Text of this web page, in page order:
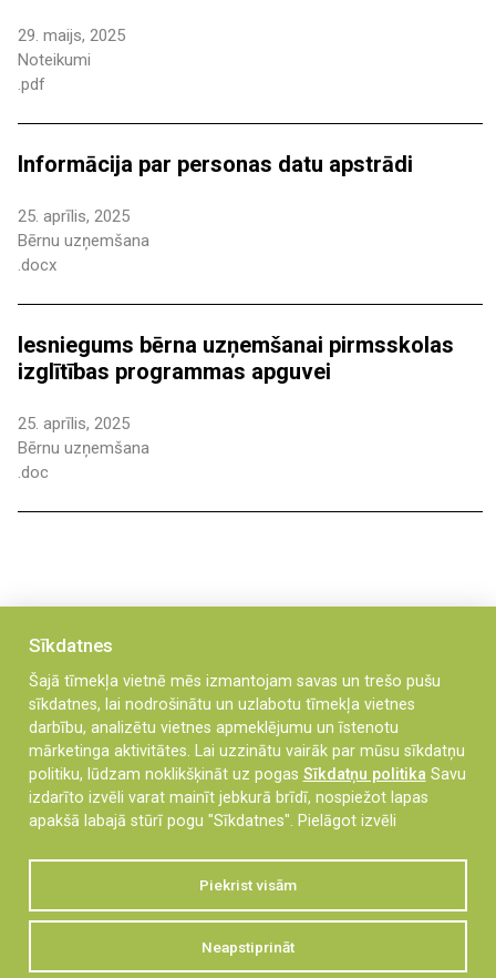
29. maijs, 2025
Noteikumi
.pdf
Informācija par personas datu apstrādi
25. aprīlis, 2025
Bērnu uzņemšana
.docx
Iesniegums bērna uzņemšanai pirmsskolas
izglītības programmas apguvei
25. aprīlis, 2025
Bērnu uzņemšana
.doc
Vai informācija bija noderīga? JĀ vai
Sīkdatnes
Šajā tīmekļa vietnē mēs izmantojam savas un trešo pušu
sīkdatnes, lai nodrošinātu un uzlabotu tīmekļa vietnes
darbību, analizētu vietnes apmeklējumu un īstenotu
mārketinga aktivitātes. Lai uzzinātu vairāk par mūsu sīkdatņu
politiku, lūdzam noklikšķināt uz pogas Sīkdatņu politikaSavu
izdarīto izvēli varat mainīt jebkurā brīdī, nospiežot lapas
apakšā labajā stūrī pogu "Sīkdatnes". Pielāgot izvēli
Piekrist visām
Neapstiprināt